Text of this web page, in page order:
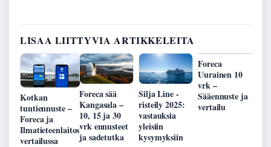
LISAA LIITTYVIA ARTIKKELEITA
Kotkan
tuntiennuste –
Foreca ja
Ilmatieteenlaitos
vertailussa
Foreca sää
Kangasala –
10, 15 ja 30
vrk ennusteet
ja sadetutka
Silja Line -
risteily 2025:
vastauksia
yleisiin
kysymyksiin
Foreca
Uurainen 10
vrk –
Sääennuste ja
vertailu